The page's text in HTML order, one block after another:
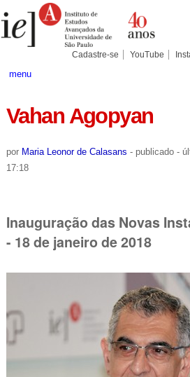
para
conteúdo.
Pessoais
Cadastre-se YouTube
menu
Vahan Agopyan
por Maria Leonor de Calasans - publicado -
17:18
Inauguração das Novas
- 18 de janeiro de 2018